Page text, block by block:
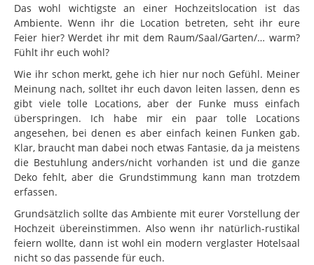
Das wohl wichtigste an einer Hochzeitslocation ist das
Ambiente. Wenn ihr die Location betreten, seht ihr eure
Feier hier? Werdet ihr mit dem Raum/Saal/Garten/… warm?
Fühlt ihr euch wohl?
Wie ihr schon merkt, gehe ich hier nur noch Gefühl. Meiner
Meinung nach, solltet ihr euch davon leiten lassen, denn es
gibt viele tolle Locations, aber der Funke muss einfach
überspringen. Ich habe mir ein paar tolle Locations
angesehen, bei denen es aber einfach keinen Funken gab.
Klar, braucht man dabei noch etwas Fantasie, da ja meistens
die Bestuhlung anders/nicht vorhanden ist und die ganze
Deko fehlt, aber die Grundstimmung kann man trotzdem
erfassen.
Grundsätzlich sollte das Ambiente mit eurer Vorstellung der
Hochzeit übereinstimmen. Also wenn ihr natürlich-rustikal
feiern wollte, dann ist wohl ein modern verglaster Hotelsaal
nicht so das passende für euch.